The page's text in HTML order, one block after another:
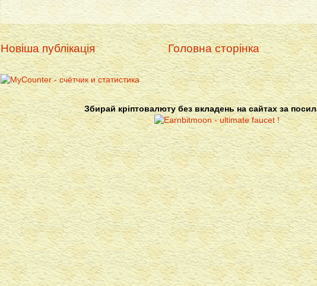
Новіша публікація Головна сторінка
Збирай кріптовалюту без вкладень на сайтах за